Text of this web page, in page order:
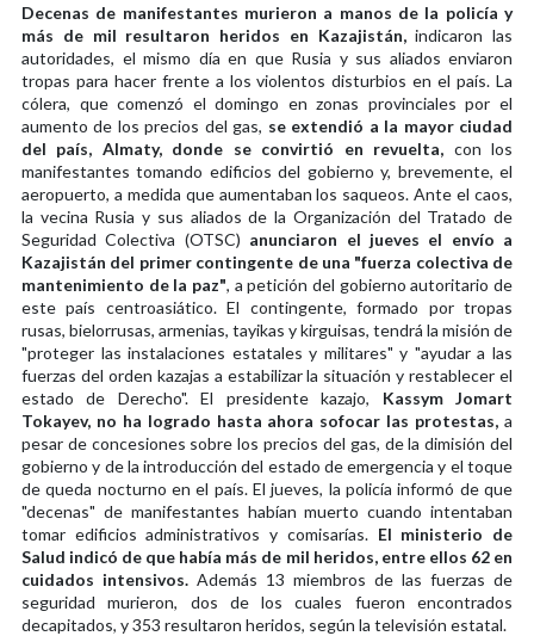
Decenas de manifestantes murieron a manos de la policía y
más de mil resultaron heridos en Kazajistán,indicaron las
autoridades, el mismo día en que Rusia y sus aliados enviaron
tropas para hacer frente a los violentos disturbios en el país. La
cólera, que comenzó el domingo en zonas provinciales por el
aumento de los precios del gas, se extendió a la mayor ciudad
del país, Almaty, donde se convirtió en revuelta, con los
manifestantes tomando edificios del gobierno y, brevemente, el
aeropuerto, a medida que aumentaban los saqueos. Ante el caos,
la vecina Rusia y sus aliados de la Organización del Tratado de
Seguridad Colectiva (OTSC) anunciaron el jueves el envío a
Kazajistán del primer contingente de una "fuerza colectiva de
mantenimiento de la paz", a petición del gobierno autoritario de
este país centroasiático. El contingente, formado por tropas
rusas, bielorrusas, armenias, tayikas y kirguisas, tendrá la misión de
"proteger las instalaciones estatales y militares" y "ayudar a las
fuerzas del orden kazajas a estabilizar la situación y restablecer el
estado de Derecho". El presidente kazajo, Kassym Jomart
Tokayev, no ha logrado hasta ahora sofocar las protestas, a
pesar de concesiones sobre los precios del gas, de la dimisión del
gobierno y de la introducción del estado de emergencia y el toque
de queda nocturno en el país. El jueves, la policía informó de que
"decenas" de manifestantes habían muerto cuando intentaban
tomar edificios administrativos y comisarías. El ministerio de
Salud indicó de que había más de mil heridos, entre ellos 62 en
cuidados intensivos. Además 13 miembros de las fuerzas de
seguridad murieron, dos de los cuales fueron encontrados
decapitados, y 353 resultaron heridos, según la televisión estatal.